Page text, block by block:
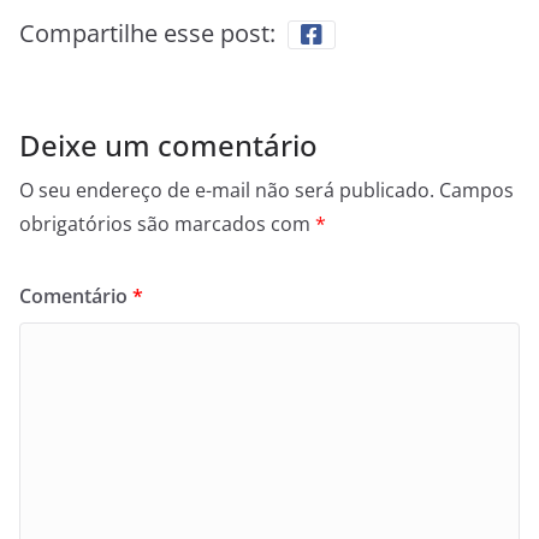
Compartilhe esse post:
Deixe um comentário
O seu endereço de e-mail não será publicado. Campos
obrigatórios são marcados com *
Comentário *